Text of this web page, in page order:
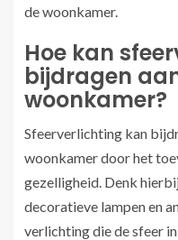
de woonkamer.
Hoe kan
bijdragen
woonkamer?
Sfeerverlichting kan
woonkamer door het
gezelligheid. Denk
decoratieve lampen en
verlichting die de sfeer